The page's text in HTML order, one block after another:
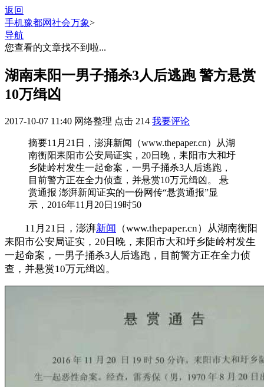
返回
手机豫都网社会万象>
导航
您查看的文章找不到啦...
湖南耒阳一男子捅杀3人后逃跑 警方悬赏
10万缉凶
2017-10-07 11:40 网络整理 点击 214 我要评论
摘要11月21日，澎湃新闻（www.thepaper.cn）从湖
南衡阳耒阳市公安局证实，20日晚，耒阳市大和圩
乡陡岭村发生一起命案，一男子捅杀3人后逃跑，
目前警方正在全力侦查，并悬赏10万元缉凶。 悬
赏通报 澎湃新闻证实的一份网传“悬赏通报”显
示，2016年11月20日19时50
11月21日，澎湃新闻 （www.thepaper.cn）从湖南衡阳
耒阳市公安局证实，20日晚，耒阳市大和圩乡陡岭村发生
一起命案，一男子捅杀3人后逃跑，目前警方正在全力侦
查，并悬赏10万元缉凶。